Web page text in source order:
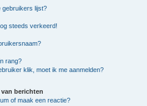
gebruikers lijst?
steeds verkeerd!
rang?
klik, moet ik me aanmelden?
berichten
of maak een reactie?